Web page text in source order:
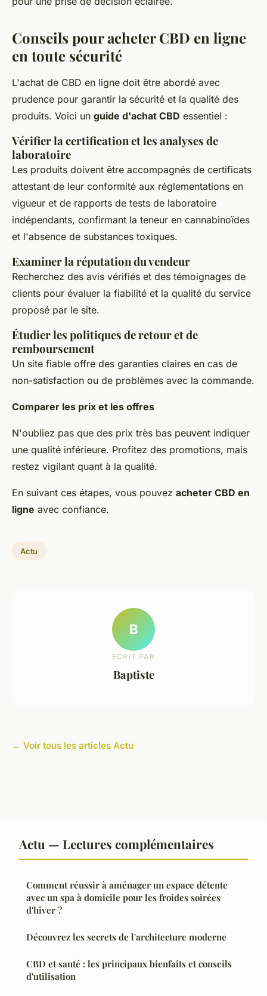
Conseils pour acheter CBD en ligne
en toute sécurité
L'achat de CBD en ligne doit être abordé avec
prudence pour garantir la sécurité et la qualité des
produits. Voici un guide d'achat CBD essentiel :
Vérifier la certification et les analyses de
laboratoire
Les produits doivent être accompagnés de certificats
attestant de leur conformité aux réglementations en
vigueur et de rapports de tests de laboratoire
indépendants, confirmant la teneur en cannabinoïdes
et l'absence de substances toxiques.
Examiner la réputation du vendeur
Recherchez des avis vérifiés et des témoignages de
clients pour évaluer la fiabilité et la qualité du service
proposé par le site.
Étudier les politiques de retour et de
remboursement
Un site fiable offre des garanties claires en cas de
non-satisfaction ou de problèmes avec la commande.
Comparer les prix et les offres
N'oubliez pas que des prix très bas peuvent indiquer
une qualité inférieure. Profitez des promotions, mais
restez vigilant quant à la qualité.
En suivant ces étapes, vous pouvez acheter CBD en
ligne avec confiance.
Actu
B
ECRIT PAR
Baptiste
← Voir tous les articles Actu
Actu — Lectures complémentaires
Comment réussir à aménager un espace détente
avec un spa à domicile pour les froides soirées
d'hiver ?
Découvrez les secrets de l'architecture moderne
CBD et santé : les principaux bienfaits et conseils
d'utilisation